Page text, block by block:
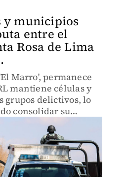
y municipios
entre el
Rosa de Lima
Marro', permanece
mantiene células y
grupos delictivos, lo
consolidar su